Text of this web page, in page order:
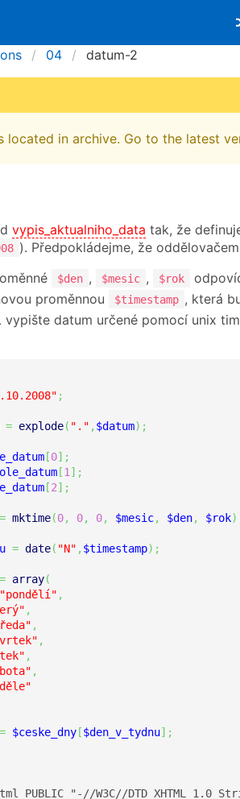
04 datum-2
located in archive. Go to the latest
vypis_aktualniho_data tak, že
). Předpokládejme, že oddělovačem
$den , $mesic , $rok
proměnnou
$timestamp , která
vypište datum určené pomocí unix
;
= explode( "." , $datum) ;
[0] ;
[1 ] ;
[2] ;
= mktime(0, 0, 0, $mesic, $den, $rok)
= date( "N" , $timestamp) ;
= array(
"pondělí" ,
,
,
,
,
,
= $ceske_dny [$den_v_tydnu] ;
html PUBLIC "-//W3C//DTD XHTML 1.0